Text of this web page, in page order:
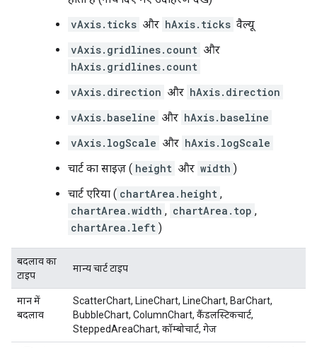
vAxis.ticks और hAxis.ticks वैल्यू
vAxis.gridlines.count और
hAxis.gridlines.count
vAxis.direction और hAxis.direction
vAxis.baseline और hAxis.baseline
vAxis.logScale और hAxis.logScale
चार्ट का साइज़ ( height और width )
चार्ट एरिया ( chartArea.height ,
chartArea.width , chartArea.top ,
chartArea.left )
बदलाव का
टाइप
मान्य चार्ट टाइप
मान में
बदलाव
ScatterChart, LineChart, LineChart, BarChart,
BubbleChart, ColumnChart, कैंडलस्टिकचार्ट,
SteppedAreaChart, कॉम्बोचार्ट, गेज